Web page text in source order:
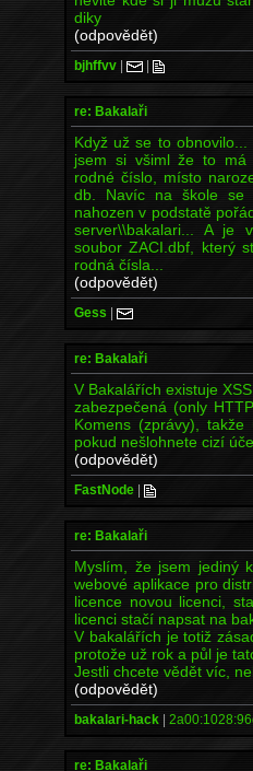
diky
(odpovědět)
bjhffvv | |
re: Bakalaři
Když už se to
jsem si všiml že to má
rodné číslo, místo
db. Navíc na škole se
nahozen v podstatě
server\\bakalari... A je
soubor ZACI.dbf, který
rodná čísla...
(odpovědět)
Gess |
re: Bakalaři
V Bakalářích existuje
zabezpečená (only
Komens (zprávy),
pokud nešlohnete cizí
(odpovědět)
FastNode |
re: Bakalaři
Myslím, že jsem jediný
webové aplikace pro
licence novou licenci,
licenci stačí napsat na
V bakalářích je totiž
protože už rok a půl je
Jestli chcete vědět víc,
(odpovědět)
bakalari-hack |
re: Bakalaři